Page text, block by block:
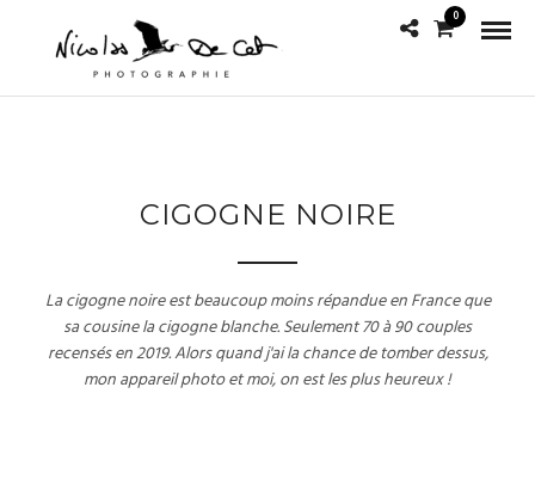
0
CIGOGNE NOIRE
La cigogne noire est beaucoup moins répandue en France que
sa cousine la cigogne blanche. Seulement 70 à 90 couples
recensés en 2019. Alors quand j'ai la chance de tomber dessus,
mon appareil photo et moi, on est les plus heureux !